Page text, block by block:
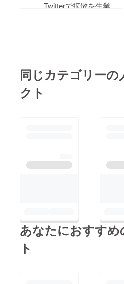
Twitterで拡散を生業と
拡散用の画像作成後、
おります！
おりまして、初めてコ
コナラご利用の方は
同じカテゴリーの
クト
あなたにおすすめ
ト